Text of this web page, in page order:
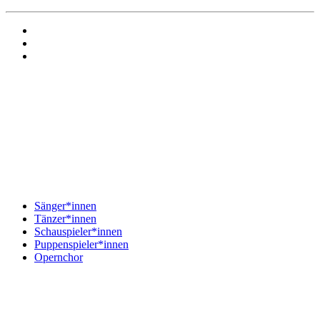
Sänger*innen
Tänzer*innen
Schauspieler*innen
Puppenspieler*innen
Opernchor